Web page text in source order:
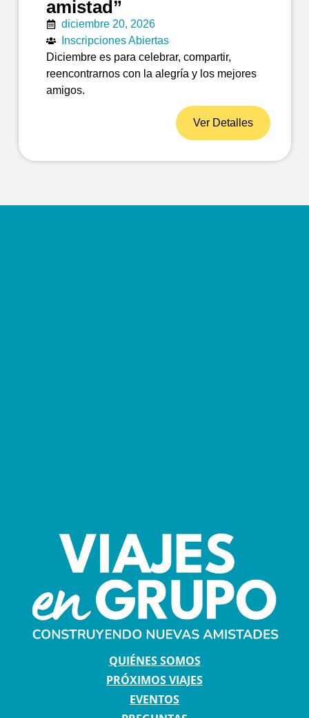
amistad”
diciembre 20, 2026
Inscripciones Abiertas
Diciembre es para celebrar, compartir,
reencontrarnos con la alegría y los mejores
amigos.
Ver Detalles
QUIÉNES SOMOS
PRÓXIMOS VIAJES
EVENTOS